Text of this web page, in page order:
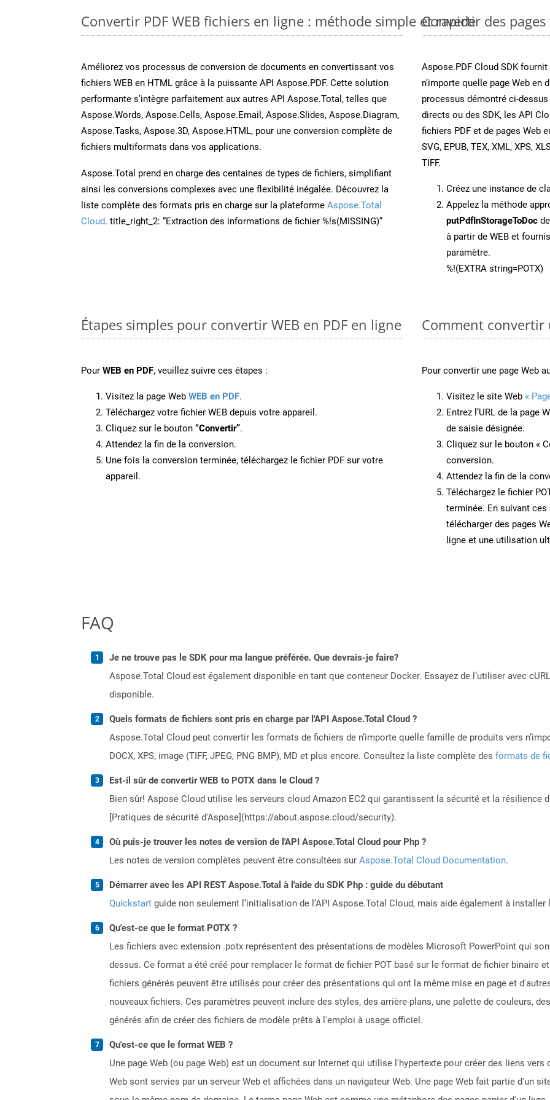
Convertir PDF WEB fichiers en ligne : méthode simple et rapide
Améliorez vos processus de conversion de documents en convertissant vos
fichiers WEB en HTML grâce à la puissante API Aspose.PDF. Cette solution
performante s’intègre parfaitement aux autres API Aspose.Total, telles que
Aspose.Words, Aspose.Cells, Aspose.Email, Aspose.Slides, Aspose.Diagram,
Aspose.Tasks, Aspose.3D, Aspose.HTML, pour une conversion complète de
fichiers multiformats dans vos applications.
Aspose.Total prend en charge des centaines de types de fichiers, simplifiant
ainsi les conversions complexes avec une flexibilité inégalée. Découvrez la
liste complète des formats pris en charge sur la plateforme Aspose.Total
Cloud. title_right_2: “Extraction des informations de fichier %!s(MISSING)”
Convertir des
Aspose.PDF Cloud SDK
n’importe quelle page Web
processus démontré ci-dessus
directs ou des SDK, les API
fichiers PDF et de pages Web
SVG, EPUB, TEX, XML, XPS,
TIFF.
Créez une instance de
Appelez la méthode
putPdfInStorageToDoc
à partir de WEB et
paramètre.
%!(EXTRA string=POTX)
Étapes simples pour convertir WEB en PDF en ligne
Pour WEB en PDF, veuillez suivre ces étapes :
Visitez la page Web WEB en PDF.
Téléchargez votre fichier WEB depuis votre appareil.
Cliquez sur le bouton “Convertir”.
Attendez la fin de la conversion.
Une fois la conversion terminée, téléchargez le fichier PDF sur votre
appareil.
Comment convertir
Pour convertir une page Web
Visitez le site Web «
Entrez l’URL de la page
de saisie désignée.
Cliquez sur le bouton «
conversion.
Attendez la fin de la
Téléchargez le fichier
terminée. En suivant
télécharger des pages
ligne et une utilisation
FAQ
Je ne trouve pas le SDK pour ma langue préférée. Que devrais-je faire?
Aspose.Total Cloud est également disponible en tant que conteneur Docker. Essayez de l’utiliser avec
disponible.
Quels formats de fichiers sont pris en charge par l'API Aspose.Total Cloud ?
Aspose.Total Cloud peut convertir les formats de fichiers de n’importe quelle famille de produits vers
DOCX, XPS, image (TIFF, JPEG, PNG BMP), MD et plus encore. Consultez la liste complète des formats de
Est-il sûr de convertir WEB to POTX dans le Cloud ?
Bien sûr! Aspose Cloud utilise les serveurs cloud Amazon EC2 qui garantissent la sécurité et la résilience
[Pratiques de sécurité d'Aspose](https://about.aspose.cloud/security).
Où puis-je trouver les notes de version de l'API Aspose.Total Cloud pour Php ?
Les notes de version complètes peuvent être consultées sur Aspose.Total Cloud Documentation.
Démarrer avec les API REST Aspose.Total à l'aide du SDK Php : guide du débutant
Quickstart guide non seulement l’initialisation de l’API Aspose.Total Cloud, mais aide également à
Qu'est-ce que le format POTX ?
Les fichiers avec extension .potx représentent des présentations de modèles Microsoft PowerPoint qui
dessus. Ce format a été créé pour remplacer le format de fichier POT basé sur le format de fichier binaire
fichiers générés peuvent être utilisés pour créer des présentations qui ont la même mise en page et
nouveaux fichiers. Ces paramètres peuvent inclure des styles, des arrière-plans, une palette de couleurs,
générés afin de créer des fichiers de modèle prêts à l'emploi à usage officiel.
Qu'est-ce que le format WEB ?
Une page Web (ou page Web) est un document sur Internet qui utilise l'hypertexte pour créer des liens
Web sont servies par un serveur Web et affichées dans un navigateur Web. Une page Web fait partie d'un